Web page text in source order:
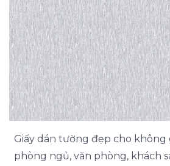
Giấy dán tường đẹp cho không
phòng ngủ, văn phòng, khách